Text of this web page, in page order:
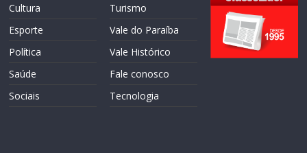
Cultura
Esporte
Política
Saúde
Sociais
Turismo
Vale do Paraíba
Vale Histórico
Fale conosco
Tecnologia